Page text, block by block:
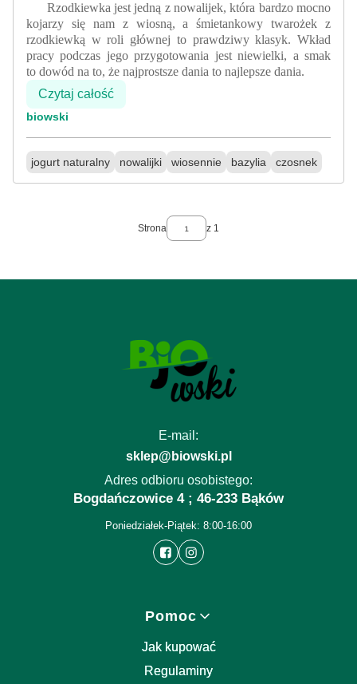
Rzodkiewka jest jedną z nowalijek, która bardzo mocno
kojarzy się nam z wiosną, a śmietankowy twarożek z
rzodkiewką w roli głównej to prawdziwy klasyk. Wkład
pracy podczas jego przygotowania jest niewielki, a smak
to dowód na to, że najprostsze dania to najlepsze dania.
Czytaj całość
biowski
jogurt naturalny nowalijki wiosennie bazylia czosnek
Strona z 1
E-mail:
sklep@biowski.pl
Adres odbioru osobistego:
Bogdańczowice 4 ; 46-233 Bąków
Poniedziałek-Piątek: 8:00-16:00
Pomoc
Jak kupować
Regulaminy